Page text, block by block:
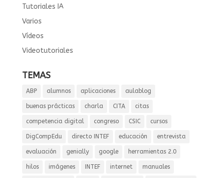
Tutoriales IA
Varios
Vídeos
Videotutoriales
TEMAS
ABP alumnos aplicaciones aulablog
buenas prácticas charla CITA citas
competencia digital congreso CSIC cursos
DigCompEdu directo INTEF educación entrevista
evaluación genially google herramientas 2.0
hilos imágenes INTEF internet manuales